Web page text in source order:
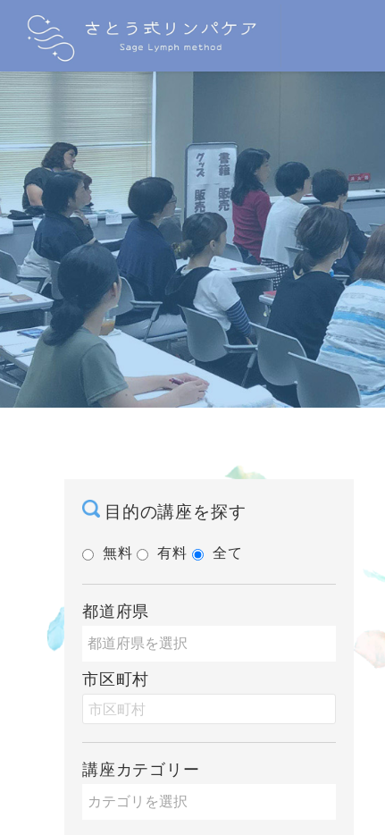
目的の講座を探す
無料 有料 全て
都道府県
市区町村
講座カテゴリー